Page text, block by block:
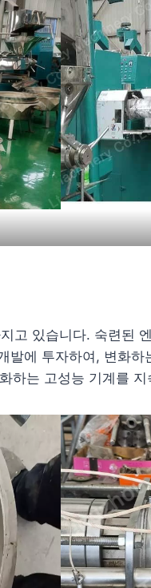
고 있습니다. 숙련된
발에 투자하여, 변화
하는 고성능 기계를